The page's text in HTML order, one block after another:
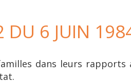
DU 6 JUIN
dans leurs